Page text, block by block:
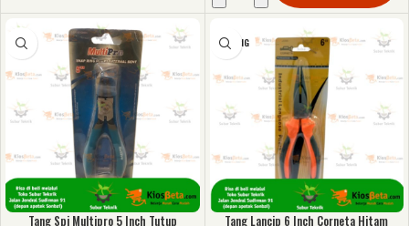
Tang Spi Multipro 5 Inch Tutup
KOSONG
Tang Lancip 6 Inch Corneta Hitam